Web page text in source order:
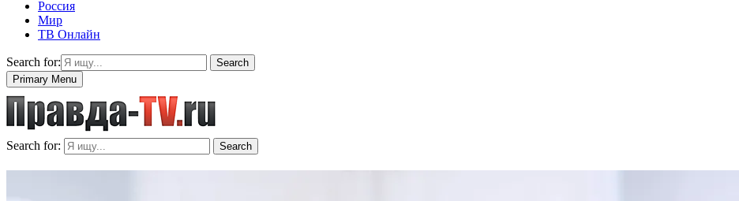
Россия
Мир
ТВ Онлайн
Search for:
Search
Primary Menu
Search for: Search